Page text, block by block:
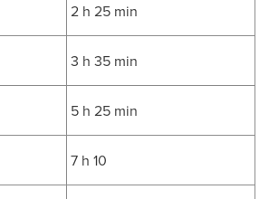
2 h 25 min
3 h 35 min
5 h 25 min
7 h 10